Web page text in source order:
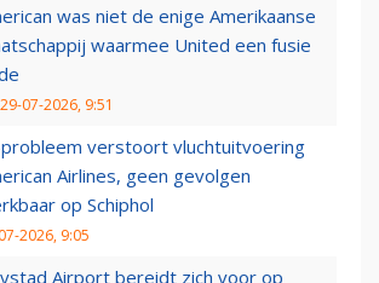
was niet de enige Amerikaanse
waarmee United een fusie
29-07-2026, 9:51
verstoort vluchtuitvoering
Airlines, geen gevolgen
op Schiphol
2026, 9:05
Airport bereidt zich voor op